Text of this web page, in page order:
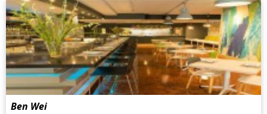
Ben Wei